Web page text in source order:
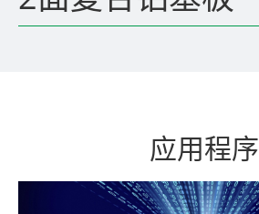
应用程序